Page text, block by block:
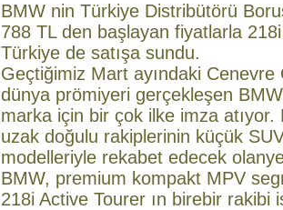
BMW nin Türkiye Distribütörü
788 TL den başlayan fiyatlarla
Türkiye de satışa sundu.
Geçtiğimiz Mart ayındaki Cenevre
dünya prömiyeri gerçekleşen
marka için bir çok ilke imza
uzak doğulu rakiplerinin küçük
modelleriyle rekabet edecek
BMW, premium kompakt MPV
218i Active Tourer ın birebir rakibi